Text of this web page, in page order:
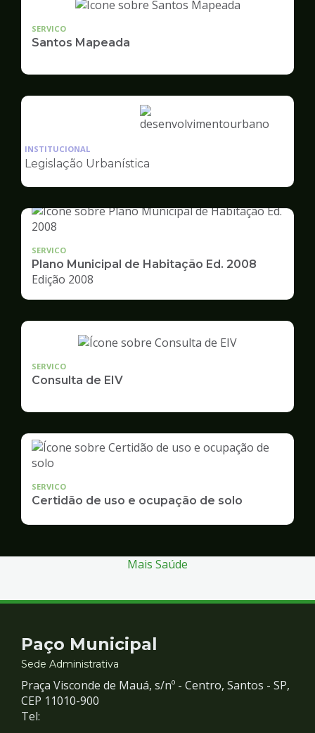
SERVICO
Santos Mapeada
Ilustração
Desenvolvimento
Urbano
INSTITUCIONAL
Legislação Urbanística
SERVICO
Plano Municipal de Habitação Ed. 2008
Edição 2008
SERVICO
Consulta de EIV
SERVICO
Certidão de uso e ocupação de solo
Mais Saúde
Contato
e
Redes
Paço Municipal
Sede Administrativa
Praça Visconde de Mauá, s/nº - Centro, Santos - SP,
CEP 11010-900
Tel: